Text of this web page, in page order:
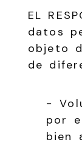
EL
datos
objeto
de
−
por
bien